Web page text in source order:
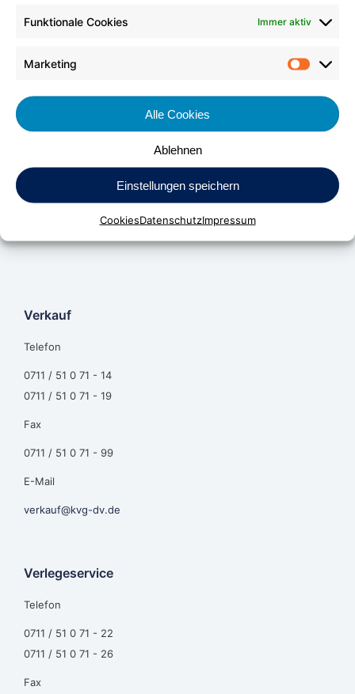
Funktionale Cookies Immer aktiv
Marketing
Alle Cookies
Ablehnen
Einstellungen speichern
CookiesDatenschutzImpressum
DV Kunststoff-Vertriebs-GmbH & Co. KG
Verkauf
Telefon
0711 / 51 0 71 - 14
0711 / 51 0 71 - 19
Fax
0711 / 51 0 71 - 99
E-Mail
verkauf@kvg-dv.de
Verlegeservice
Telefon
0711 / 51 0 71 - 22
0711 / 51 0 71 - 26
Fax